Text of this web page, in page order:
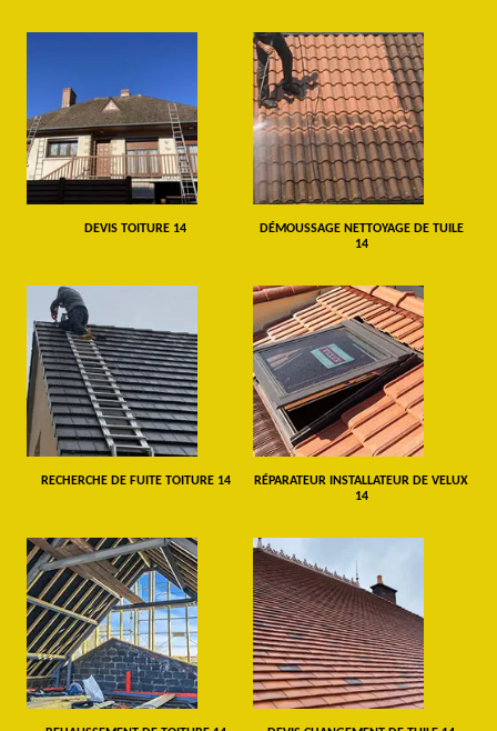
DEVIS TOITURE 14
DÉMOUSSAGE NETTOYAGE DE TUILE
14
RECHERCHE DE FUITE TOITURE 14
RÉPARATEUR INSTALLATEUR DE VELUX
14